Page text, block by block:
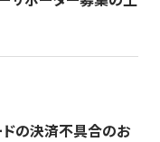
の決済不具合のお